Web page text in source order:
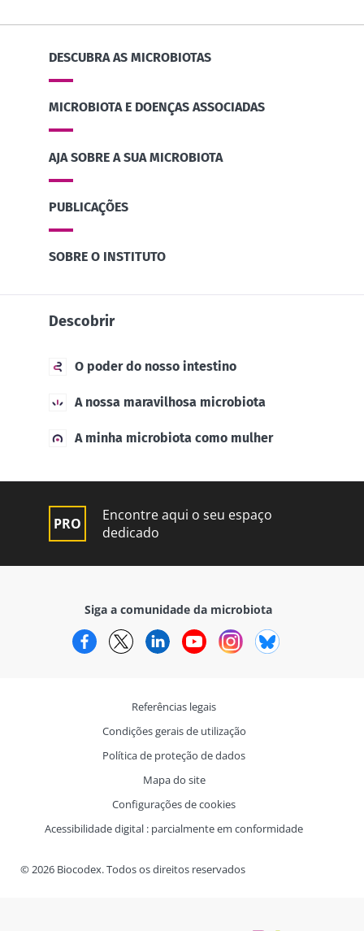
DESCUBRA AS MICROBIOTAS
MICROBIOTA E DOENÇAS ASSOCIADAS
AJA SOBRE A SUA MICROBIOTA
PUBLICAÇÕES
SOBRE O INSTITUTO
Descobrir
O poder do nosso intestino
A nossa maravilhosa microbiota
A minha microbiota como mulher
Encontre aqui o seu espaço
dedicado
Siga a comunidade da microbiota
FacebookTwitterLinkedInYouTubeInstagram
© 2026 Biocodex. Todos os direitos reservados
Referências legais
Condições gerais de utilização
Política de proteção de dados
Mapa do site
Configurações de cookies
Acessibilidade digital : parcialmente em conformidade